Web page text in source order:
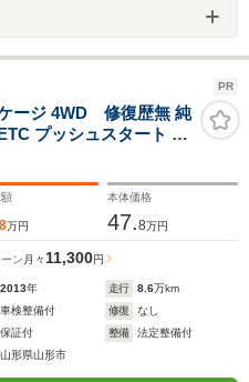
PR
ージ 4WD 修復歴無 純
プッシュスタート 電
滑り防止装置 衝突軽
イバシーガラス
8万円
本体価格
47.8万円
ン 月々11,300円
2013年 走行 8.6万km
車検整備付 修復
なし
保証付 整備
法定整備付
山形県山形市